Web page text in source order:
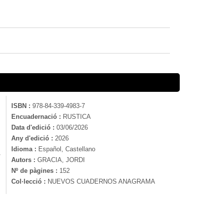
ISBN : 978-84-339-4983-7
Encuadernació : RUSTICA
Data d'edició : 03/06/2026
Any d'edició : 2026
Idioma : Español, Castellano
Autors : GRACIA, JORDI
Nº de pàgines : 152
Col·lecció : NUEVOS CUADERNOS ANAGRAMA